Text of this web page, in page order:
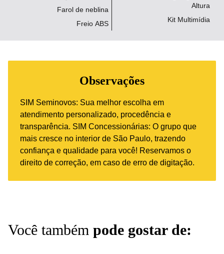
Farol de neblina
Freio ABS
Altura
Kit Multimídia
Observações
SIM Seminovos: Sua melhor escolha em
atendimento personalizado, procedência e
transparência. SIM Concessionárias: O grupo que
mais cresce no interior de São Paulo, trazendo
confiança e qualidade para você! Reservamos o
direito de correção, em caso de erro de digitação.
Você também pode gostar de: